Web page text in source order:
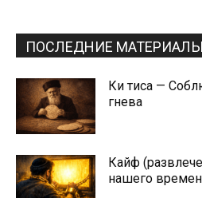
ПОСЛЕДНИЕ МАТЕРИАЛЫ
Ки тиса —
гнева
Кайф
нашего